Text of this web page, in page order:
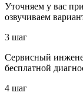
Уточняем у вас
озвучиваем
3 шаг
Сервисный
бесплатной
4 шаг